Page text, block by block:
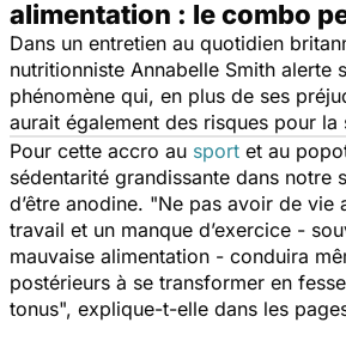
alimentation : le combo
Dans un entretien au quotidien
nutritionniste Annabelle Smith alerte
phénomène qui, en plus de ses
aurait également des risques pour la
Pour cette accro au sport et au
sédentarité grandissante dans notre
d’être anodine. "Ne pas avoir de vie
travail et un manque d’exercice -
mauvaise alimentation - conduira
postérieurs à se transformer en
tonus", explique-t-elle dans les